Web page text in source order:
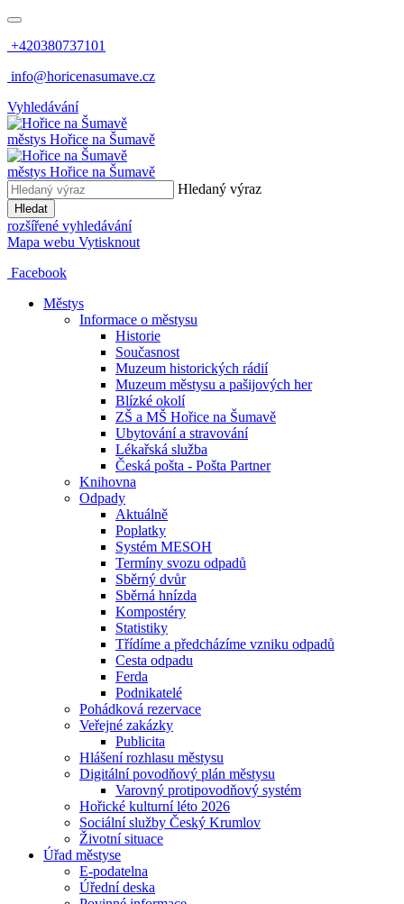
+420380737101
info@horicenasumave.cz
Vyhledávání
městys Hořice na Šumavě
městys Hořice na Šumavě
Hledaný výraz
Hledat
rozšířené vyhledávání
Mapa webu Vytisknout
Facebook
Městys
Informace o městysu
Historie
Současnost
Muzeum historických rádií
Muzeum městysu a pašijových her
Blízké okolí
ZŠ a MŠ Hořice na Šumavě
Ubytování a stravování
Lékařská služba
Česká pošta - Pošta Partner
Knihovna
Odpady
Aktuálně
Poplatky
Systém MESOH
Termíny svozu odpadů
Sběrný dvůr
Sběrná hnízda
Kompostéry
Statistiky
Třídíme a předcházíme vzniku odpadů
Cesta odpadu
Ferda
Podnikatelé
Pohádková rezervace
Veřejné zakázky
Publicita
Hlášení rozhlasu městysu
Digitální povodňový plán městysu
Varovný protipovodňový systém
Hořické kulturní léto 2026
Sociální služby Český Krumlov
Životní situace
Úřad městyse
E-podatelna
Úřední deska